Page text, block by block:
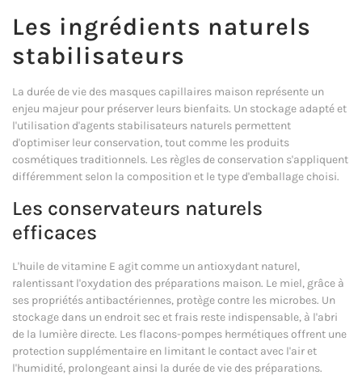
Les ingrédients naturels
stabilisateurs
La durée de vie des masques capillaires maison représente un
enjeu majeur pour préserver leurs bienfaits. Un stockage adapté et
l'utilisation d'agents stabilisateurs naturels permettent
d'optimiser leur conservation, tout comme les produits
cosmétiques traditionnels. Les règles de conservation s'appliquent
différemment selon la composition et le type d'emballage choisi.
Les conservateurs naturels
efficaces
L'huile de vitamine E agit comme un antioxydant naturel,
ralentissant l'oxydation des préparations maison. Le miel, grâce à
ses propriétés antibactériennes, protège contre les microbes. Un
stockage dans un endroit sec et frais reste indispensable, à l'abri
de la lumière directe. Les flacons-pompes hermétiques offrent une
protection supplémentaire en limitant le contact avec l'air et
l'humidité, prolongeant ainsi la durée de vie des préparations.